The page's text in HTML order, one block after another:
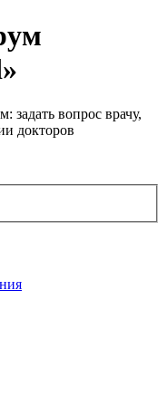
вопрос врачу,
докторов